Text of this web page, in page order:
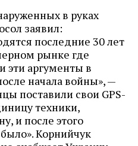
в руках
заявил:
последние 30 лет
рынке где
эти аргументы в
начала войны», —
поставили свои GPS-
техники,
и после этого
Корнийчук